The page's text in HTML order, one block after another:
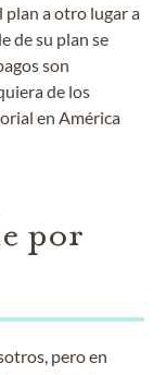
a otro lugar a
de su plan se
son
de los
en América
por
pero en